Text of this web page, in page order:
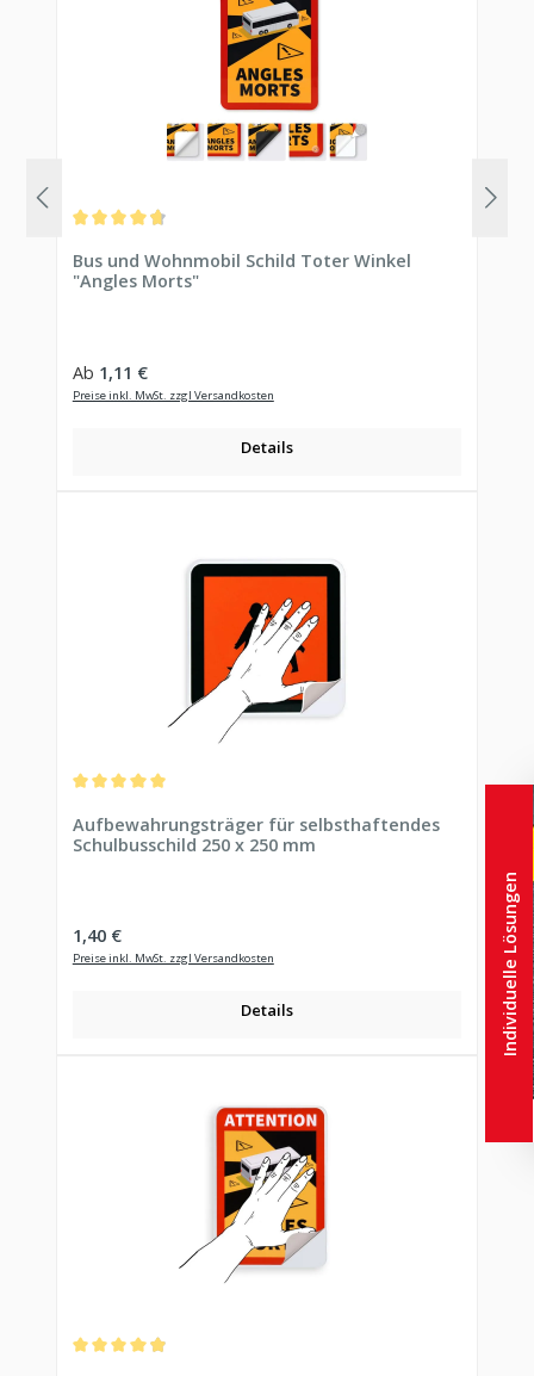
Bus und Wohnmobil Schild Toter Winkel
"Angles Morts"
Regulärer Preis:
Ab 1,11 €
Preise inkl. MwSt. zzgl Versandkosten
Details
Aufbewahrungsträger für selbsthaftendes
Schulbusschild 250 x 250 mm
Regulärer Preis:
1,40 €
Preise inkl. MwSt. zzgl Versandkosten
Details Individuelle Lösungen